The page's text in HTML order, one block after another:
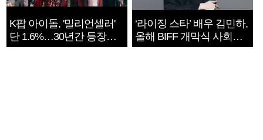
K팝 아이돌, '밀리언셀러'
단 1.6%…30년간 등장
1182개팀 전수조사
‘라이징 스타’ 배우 김민하,
올해 BIFF 개막식 사회자
확정